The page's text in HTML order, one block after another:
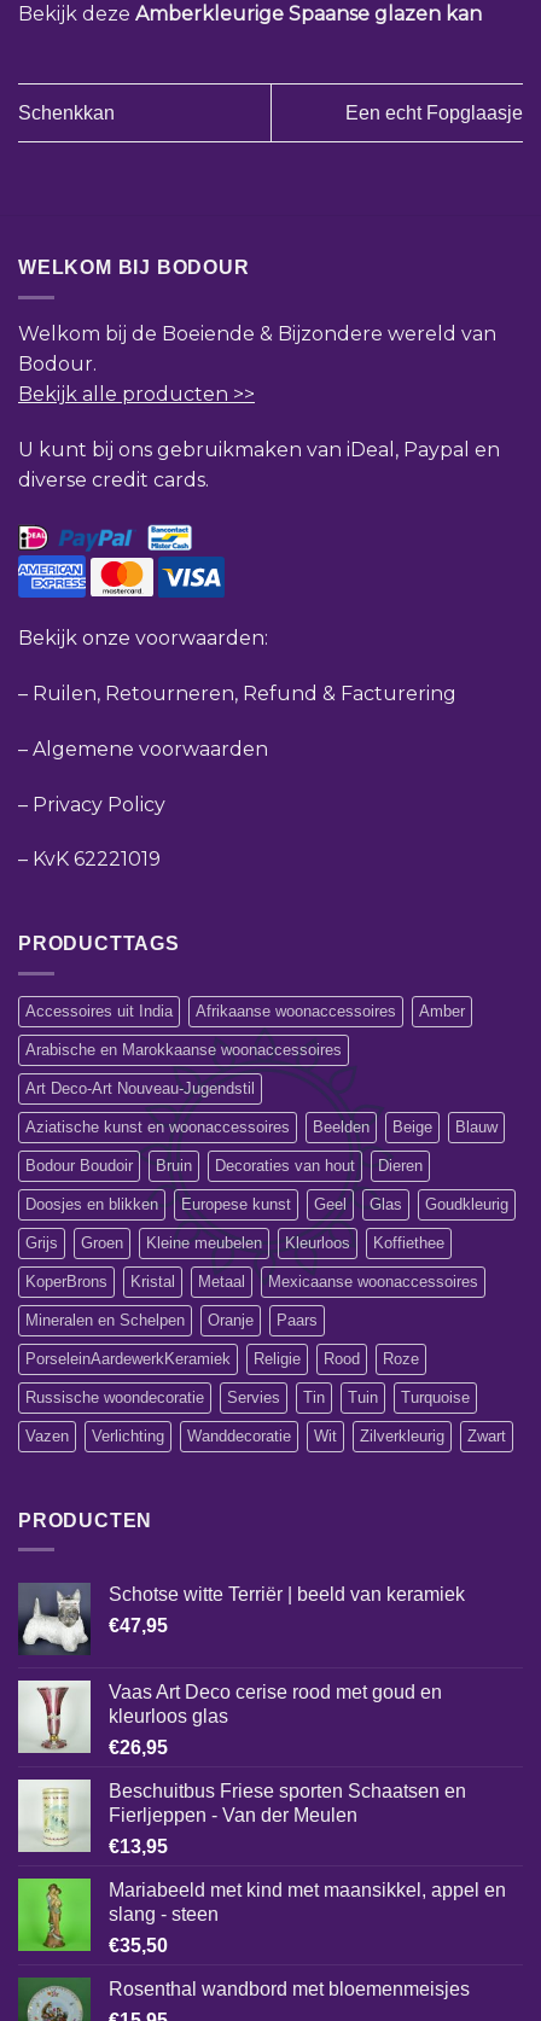
Bekijk deze Amberkleurige Spaanse glazen kan
Schenkkan Een echt Fopglaasje
WELKOM BIJ BODOUR
Welkom bij de Boeiende & Bijzondere wereld van
Bodour.
Bekijk alle producten >>
U kunt bij ons gebruikmaken van iDeal, Paypal en
diverse credit cards.
Bekijk onze voorwaarden:
– Ruilen, Retourneren, Refund & Facturering
– Algemene voorwaarden
– Privacy Policy
– KvK 62221019
PRODUCTTAGS
Accessoires uit India Afrikaanse woonaccessoires Amber
Arabische en Marokkaanse woonaccessoires
Art Deco-Art Nouveau-Jugendstil
Aziatische kunst en woonaccessoires Beelden Beige Blauw
Bodour Boudoir Bruin Decoraties van hout Dieren
Doosjes en blikken Europese kunst Geel Glas Goudkleurig
Grijs Groen Kleine meubelen Kleurloos Koffiethee
KoperBrons Kristal Metaal Mexicaanse woonaccessoires
Mineralen en Schelpen Oranje Paars
PorseleinAardewerkKeramiek Religie Rood Roze
Russische woondecoratie Servies Tin Tuin Turquoise
Vazen Verlichting Wanddecoratie Wit Zilverkleurig Zwart
PRODUCTEN
Schotse witte Terriër | beeld van keramiek
€47,95
Vaas Art Deco cerise rood met goud en
kleurloos glas
€26,95
Beschuitbus Friese sporten Schaatsen en
Fierljeppen - Van der Meulen
€13,95
Mariabeeld met kind met maansikkel, appel en
slang - steen
€35,50
Rosenthal wandbord met bloemenmeisjes